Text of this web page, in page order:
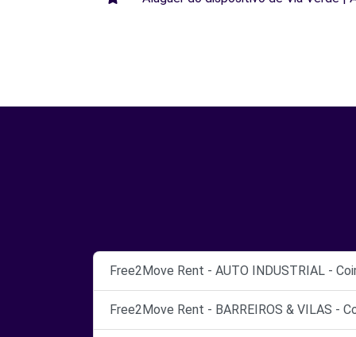
Free2Move Rent - AUTO INDUSTRIAL -
Free2Move Rent - BARREIROS & VILAS -